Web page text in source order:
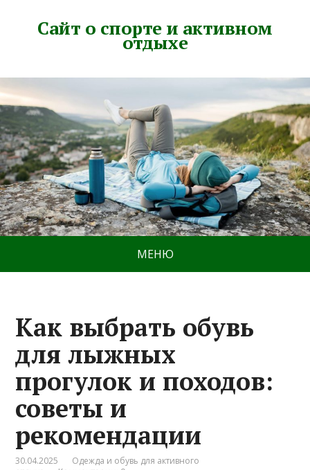
Сайт о спорте и активном
отдыхе
МЕНЮ
Как выбрать обувь
для лыжных
прогулок и походов:
советы и
рекомендации
30.04.2025
Одежда и обувь для активного